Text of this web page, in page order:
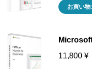
お買い
11,800 ¥